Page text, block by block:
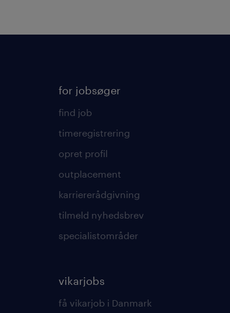
for jobsøger
find job
timeregistrering
opret profil
outplacement
karriererådgivning
tilmeld nyhedsbrev
specialistområder
vikarjobs
få vikarjob i Danmark